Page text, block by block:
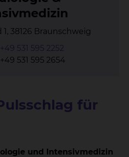
38126 Braunschweig
+49 531 595 2252
531 595 2654
für
und Intensivmedizin